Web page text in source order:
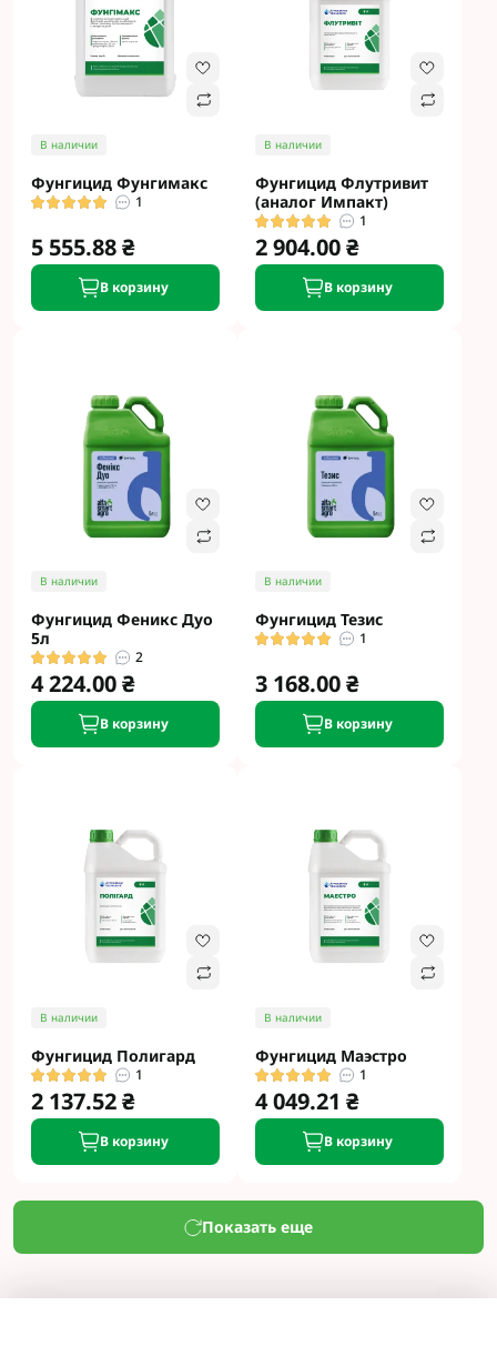
В наличии
Фунгицид Фунгимакс
1
5 555.88 ₴
В корзину
В наличии
Фунгицид Флутривит
(аналог Импакт)
1
2 904.00 ₴
В корзину
В наличии
Фунгицид Феникс Дуо
5л
2
4 224.00 ₴
В корзину
В наличии
Фунгицид Тезис
1
3 168.00 ₴
В корзину
В наличии
Фунгицид Полигард
1
2 137.52 ₴
В корзину
В наличии
Фунгицид Маэстро
1
4 049.21 ₴
В корзину
Показать еще